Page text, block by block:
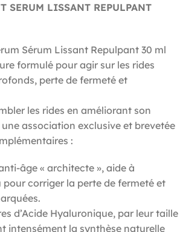
SERUM LISSANT REPULPANT
Sérum Lissant Repulpant 30 ml
formulé pour agir sur les rides
perte de fermeté et
les rides en améliorant son
association exclusive et brevetée
:
âge « architecte », aide à
corriger la perte de fermeté et
d’Acide Hyaluronique, par leur taille
intensément la synthèse naturelle